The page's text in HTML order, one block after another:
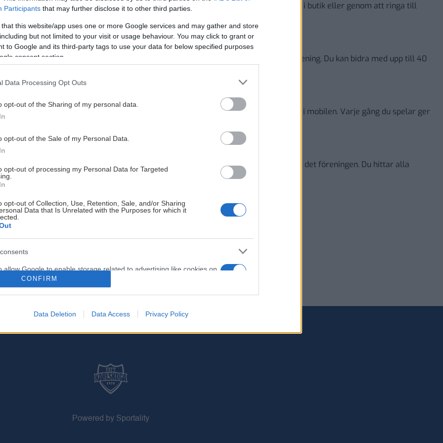
Participants that may further disclose it to other third parties.
that this website/app uses one or more Google services and may gather and store
but not limited to your visit or usage behaviour. You may click to grant or
to Google and its third-party tags to use your data for below specified purposes
consent section.
Data Processing Opt Outs
opt-out of the Sharing of my personal data.
opt-out of the Sale of my Personal Data.
opt-out of processing my Personal Data for Targeted
opt-out of Collection, Use, Retention, Sale, and/or Sharing
Data that Is Unrelated with the Purposes for which it
allow Google to enable storage related to advertising like cookies on
identifiers in apps.
CONFIRM
Data Deletion Data Access Privacy Policy
som får ta del av pengarna. Det gör du enkelt på svenskaspel.se, i butik eller genom att ringa till
krona du lägger på ett spel omvandlas till 10 poäng som går till din favoritförening. Du kan bidra med upp till 40
poängen du ”delat ut” stannar hos de föreningar du redan valt.
Vegas, Poker och Bolagsspel), oavsett om du spelar i butik, på webben eller i mobilen. Varje gång du spelar ger
Ju fler poäng din förening har fått under året som gått, desto mer pengar ger det föreningen. Du hittar alla
Powered by Sportality